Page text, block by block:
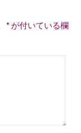
*が付いている欄